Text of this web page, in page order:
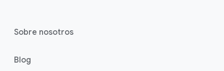
Sobre nosotros
Blog